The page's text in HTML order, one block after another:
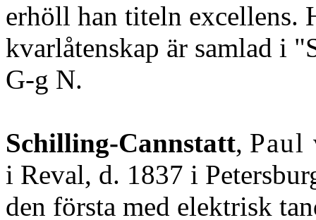
erhöll han titeln excellens.
kvarlåtenskap är samlad i
G-g N.
Schilling-Cannstatt, Paul
i Reval, d. 1837 i
den första med elektrisk